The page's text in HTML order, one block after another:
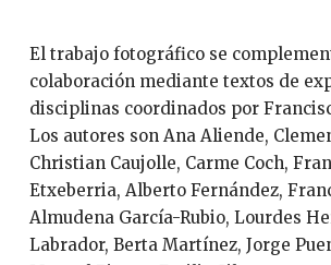
El trabajo fotográfico se
colaboración mediante textos de
disciplinas coordinados por
Los autores son Ana Aliende,
Christian Caujolle, Carme Coch,
Etxeberria, Alberto Fernández,
Almudena García-Rubio, Lourdes
Labrador, Berta Martínez, Jorge